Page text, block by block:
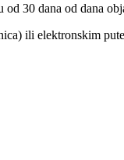
30 dana od dana
ili elektronskim